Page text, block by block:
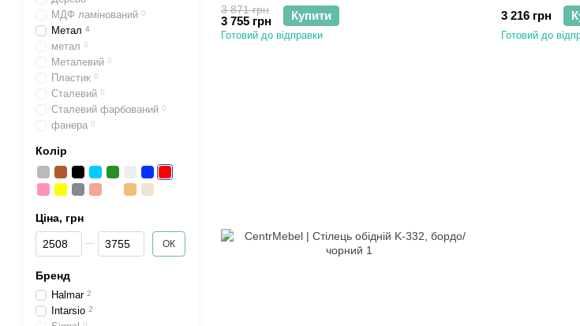
3 871 грн
3 755 грн Купити
Готовий до відправки
3 216 грн
Готовий до
МДФ ламінований 0
Метал 4
метал 0
Металевий 0
Пластик 0
Сталевий 0
Сталевий фарбований 0
фанера 0
Колір
Ціна, грн
Від Ціна, грн
До Ціна, грн ОК
Бренд
Halmar 2
Intarsio 2